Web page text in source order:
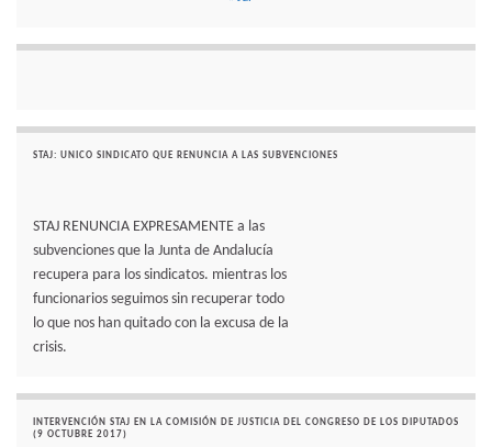
STAJ: UNICO SINDICATO QUE RENUNCIA A LAS SUBVENCIONES
STAJ RENUNCIA EXPRESAMENTE a las
subvenciones que la Junta de Andalucía
recupera para los sindicatos. mientras los
funcionarios seguimos sin recuperar todo
lo que nos han quitado con la excusa de la
crisis.
INTERVENCIÓN STAJ EN LA COMISIÓN DE JUSTICIA DEL CONGRESO DE LOS DIPUTADOS
(9 OCTUBRE 2017)